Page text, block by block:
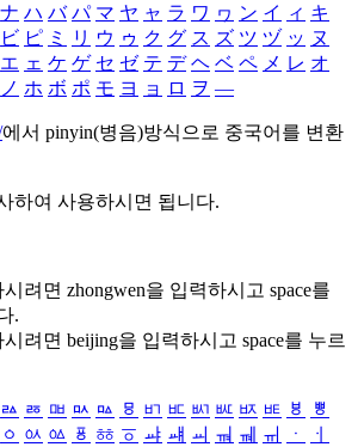
ナ ハ バ パ マ ヤ ャ ラ ワ ヮ ン イ ィ キ
ビ ピ ミ リ ウ ゥ ク グ ス ズ ツ ヅ ッ ヌ
エ ェ ケ ゲ セ ゼ テ デ ヘ ベ ペ メ レ オ
ノ ホ ボ ポ モ ヨ ョ ロ ヲ ―
에서 pinyin(병음)방식으로 중국어를 변환
하여 사용하시면 됩니다.
려면 zhongwen을 입력하시고 space를
.
려면 beijing을 입력하시고 space를 누르
ㅬ ㅭ ㅮ ㅯ ㅰ ㅱ ㅲ ㅳ ㅴ ㅵ ㅶ ㅷ ㅸ
ㅹ
ㆁ ㆂ ㆃ ㆄ ㆅ ㆆ ㆇ ㆈ ㆉ ㆊ ㆋ ㆌ ㆍ
ㆎ